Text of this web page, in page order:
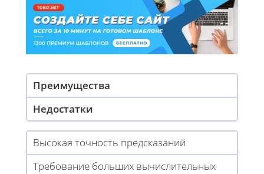
Преимущества
Недостатки
Высокая точность предсказаний
Требование больших вычислительных